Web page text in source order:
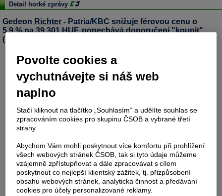
Detail horké zprávy
Gedeon Richter - Patria/KBC snižuje férovou cenu o
5,9 % na 39.301 HUF, ponechává doporučení "koupit"
(Patria)
Povolte cookies a
vychutnávejte si náš web
naplno
Stačí kliknout na tlačítko „Souhlasím“ a udělíte souhlas se
zpracováním cookies pro skupinu ČSOB a vybrané třetí
strany.
Abychom Vám mohli poskytnout více komfortu při prohlížení
všech webových stránek ČSOB, tak si tyto údaje můžeme
vzájemně zpřístupňovat a dále zpracovávat s cílem
poskytnout co nejlepší klientský zážitek, tj. přizpůsobení
obsahu webových stránek, analytická činnost a předávání
cookies pro účely personalizované reklamy.